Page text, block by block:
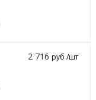
2 716руб /шт